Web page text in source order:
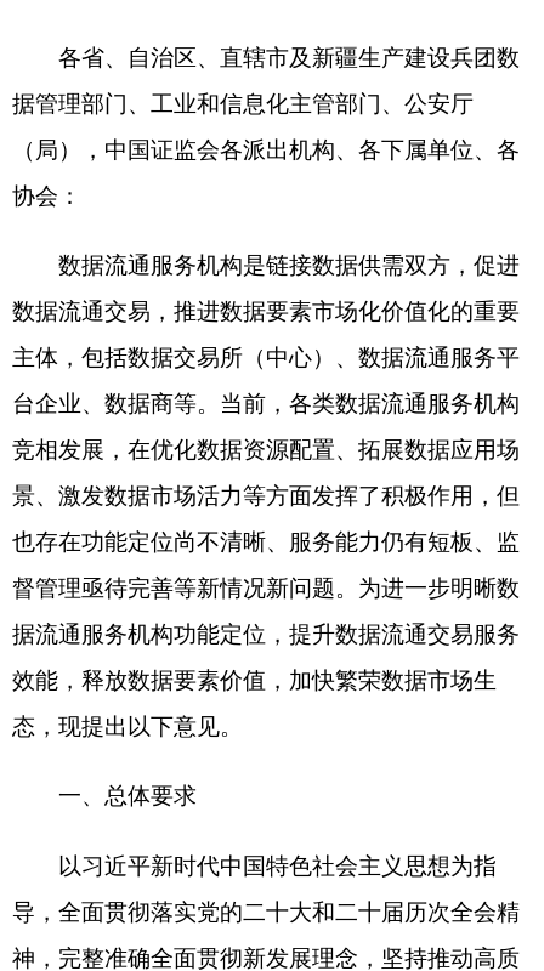
数据流通服务机构是链接数据供需双方，促进
数据流通交易，推进数据要素市场化价值化的重要
台企业、数据商等。当前，各类数据流通服务机构
竞相发展，在优化数据资源配置、拓展数据应用场
也存在功能定位尚不清晰、服务能力仍有短板、监
督管理亟待完善等新情况新问题。为进一步明晰数
据流通服务机构功能定位，提升数据流通交易服务
效能，释放数据要素价值，加快繁荣数据市场生
态，现提出以下意见。
一、总体要求
以习近平新时代中国特色社会主义思想为指
导，全面贯彻落实党的二十大和二十届历次全会精
神，完整准确全面贯彻新发展理念，坚持推动高质
量发展，坚持有效市场和有为政府相结合，坚持统
位，增强服务能力，探索多元模式，引导规范发
展，为加快建设开放共享安全的全国一体化数据市
到2029年底，数据流通服务机构能力显著提
升，流通交易形态更加多元，数据产品和服务更加
丰富，各类主体供数用数意愿持续增强，全社会数